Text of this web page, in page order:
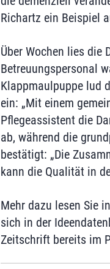
Richartz ein Beispiel
Über Wochen lies die
Betreuungspersonal
Klappmaulpuppe lud
ein: „Mit einem
Pflegeassistent die
ab, während die
bestätigt: „Die
kann die Qualität in
Mehr dazu lesen Sie
sich in der
Zeitschrift bereits im